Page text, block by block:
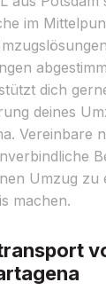
im
dich
deines
Vereinbare
Umzug zu
machen.